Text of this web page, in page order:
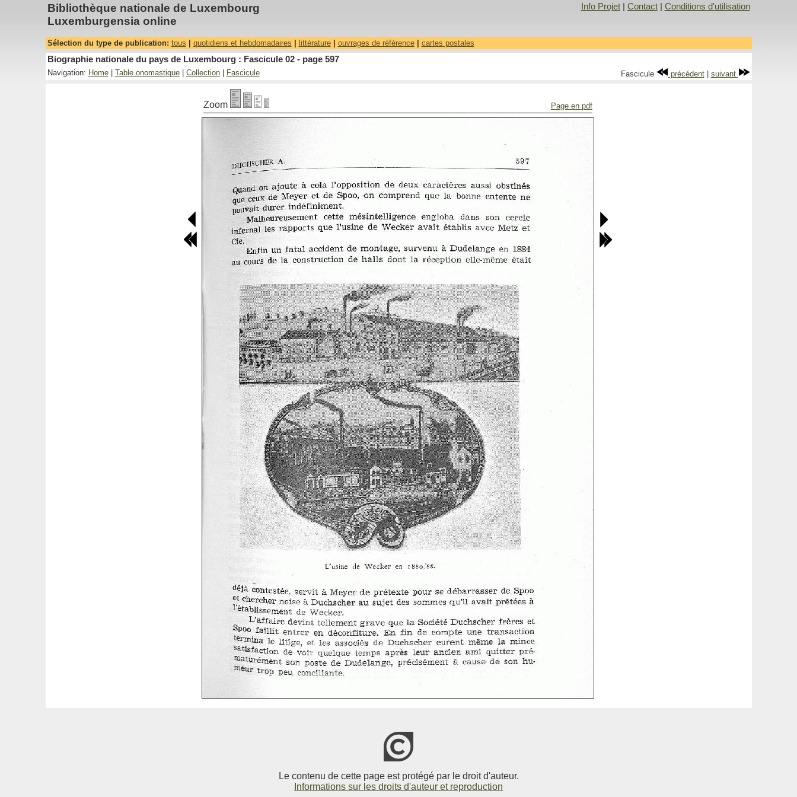
Bibliothèque nationale de Luxembourg
Luxemburgensia online
Info Projet| Contact| Conditions d'utilisation
Sélection du type de publication: tous quotidiens et hebdomadaires littérature| ouvrages de référence| cartes postales
Biographie nationale du pays de Luxembourg : Fascicule 02 - page 597
Navigation: Home| Table onomastique| Collection| Fascicule Fascicule précédent| suivant
Zoom Page en pdf
Le contenu de cette page est protégé par le droit d'auteur.
Informations sur les droits d'auteur et reproduction